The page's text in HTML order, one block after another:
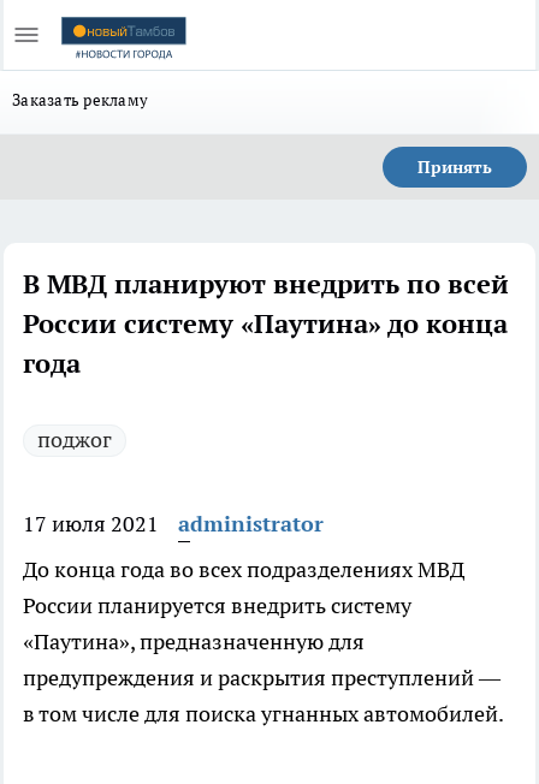
Заказать рекламу
Принять
В МВД планируют внедрить по всей
России систему «Паутина» до конца
года
поджог
17 июля 2021
administrator
До конца года во всех подразделениях МВД
России планируется внедрить систему
«Паутина», предназначенную для
предупреждения и раскрытия преступлений —
в том числе для поиска угнанных автомобилей.